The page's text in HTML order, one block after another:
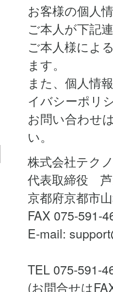
お客様の個人
ご本人が下記
ご本人様によ
ます。
また、個人情
イバシーポリ
お問い合わせ
い。
株式会社テク
代表取締役
京都府京都市
FAX 075-591-
E-mail:
TEL 075-591-
(お問合せは